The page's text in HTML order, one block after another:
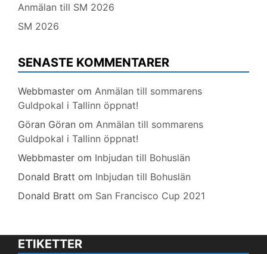
Anmälan till SM 2026
SM 2026
SENASTE KOMMENTARER
Webbmaster om Anmälan till sommarens
Guldpokal i Tallinn öppnat!
Göran Göran om Anmälan till sommarens
Guldpokal i Tallinn öppnat!
Webbmaster om Inbjudan till Bohuslän
Donald Bratt om Inbjudan till Bohuslän
Donald Bratt om San Francisco Cup 2021
ETIKETTER